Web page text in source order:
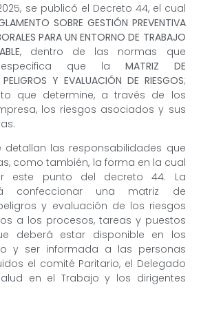
se publicó el Decreto 44, el cual
SOBRE GESTIÓN PREVENTIVA
PARA UN ENTORNO DE TRABAJO
, dentro de las normas que
que la MATRIZ DE
Y EVALUACIÓN DE RIESGOS;
que determine, a través de los
los riesgos asociados y sus
detallan las responsabilidades que
como también, la forma en la cual
este punto del decreto 44. La
confeccionar una matriz de
y evaluación de los riesgos
a los procesos, tareas y puestos
deberá estar disponible en los
y ser informada a las personas
el comité Paritario, el Delegado
en el Trabajo y los dirigentes